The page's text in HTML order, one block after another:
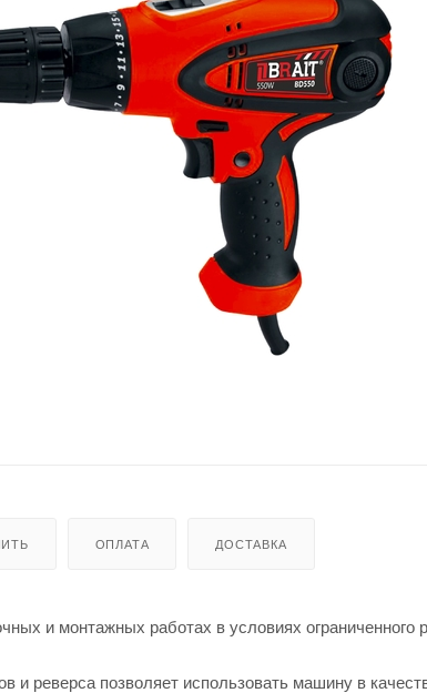
ОПЛАТА ДОСТАВКА
и монтажных работах в условиях ограниченного
и реверса позволяет использовать машину в